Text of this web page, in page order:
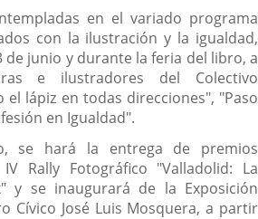
en el variado programa
con la ilustración y la igualdad,
de junio y durante la feria del libro, a
e ilustradores del Colectivo
el lápiz en todas direcciones", "Paso
en Igualdad".
se hará la entrega de premios
Rally Fotográfico "Valladolid: La
y se inaugurará de la Exposición
Cívico José Luis Mosquera, a partir